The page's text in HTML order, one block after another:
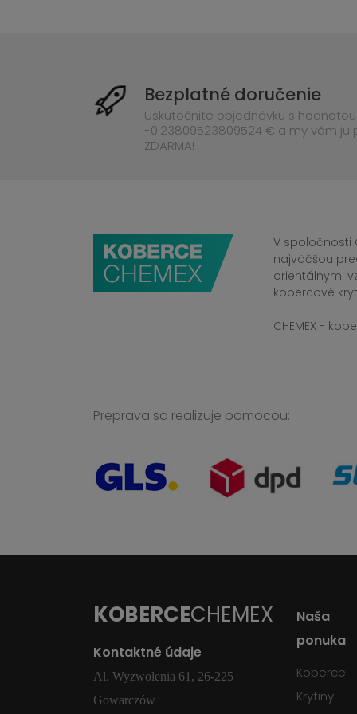
Bezplatné doručenie
Uskutočnite objednávku s
-0.23809523809524 € a my vám ju
ZDARMA!
V spoločnosti
najväčšou
orientálnymi
kobercové
CHEMEX -
Preprava sa realizuje pomocou:
KOBERCECHEMEX
Kontaktné údaje
Al. Wyzwolenia 61, 26-225
Gowarczów
Naša
ponuka
Koberce
Krytiny